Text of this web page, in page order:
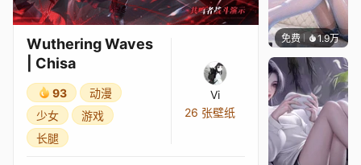
Wuthering Waves
| Chisa
93
动漫
少女
游戏
长腿
Vi
26 张壁纸
免费 1.9万豆子